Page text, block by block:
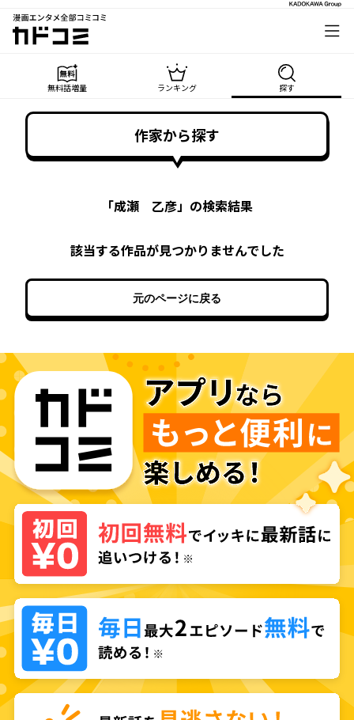
漫画エンタメ全部コミコミ
カドコミ
無料話増量 ランキング 探す
作家から探す
「成瀬 乙彦」の検索結果
該当する作品が見つかりませんでした
元のページに戻る